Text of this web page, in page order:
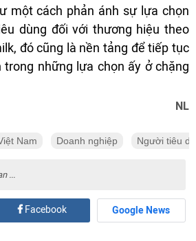
một cách phản ánh sự lựa chọn
dùng đối với thương hiệu theo
đó cũng là nền tảng để tiếp tục
những lựa chọn ấy ở chặng
NL
Nam Doanh nghiệp Người tiêu
...
Facebook Google News